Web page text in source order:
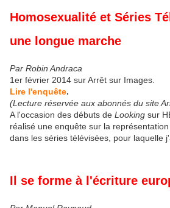
Homosexualité et Séries
une longue marche
Par Robin Andraca
1er février 2014 sur Arrêt sur Images.
Lire l'enquête.
(Lecture réservée aux abonnés du site
A l'occasion des débuts de Looking sur
réalisé une enquête sur la
dans les séries télévisées, pour laquelle
Il se forme à l'écriture